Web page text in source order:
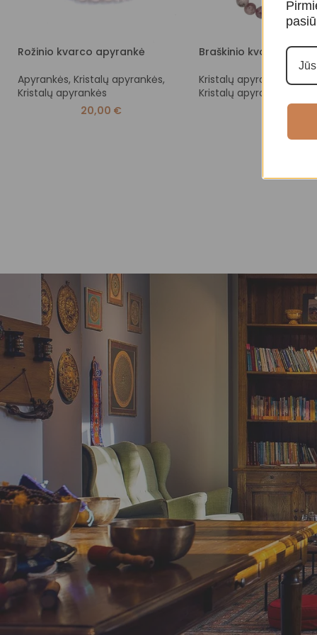
Rožinio kvarco apyrankė
Apyrankės, Kristalų apyrankės,
Kristalų apyrankės
20,00 €
Braškinio kvarco
Kristalų apyrankės,
Kristalų apyrankės
30,00